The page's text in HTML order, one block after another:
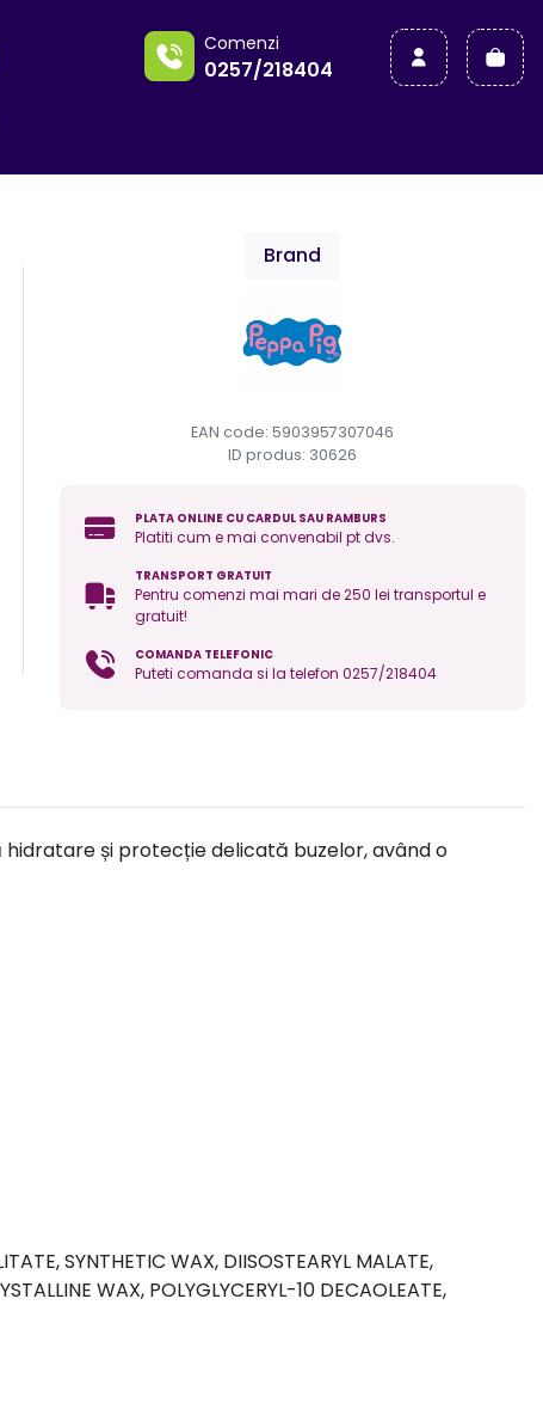
Comenzi
0257/218404
Brand
EAN code: 5903957307046
ID produs: 30626
PLATA ONLINE CU CARDUL SAU RAMBURS
Platiti cum e mai convenabil pt dvs.
TRANSPORT GRATUIT
Pentru comenzi mai mari de 250 lei transportul e
gratuit!
COMANDA TELEFONIC
Puteti comanda si la telefon 0257/218404
și protecție delicată buzelor, având o
SYNTHETIC WAX, DIISOSTEARYL MALATE,
WAX, POLYGLYCERYL-10 DECAOLEATE,